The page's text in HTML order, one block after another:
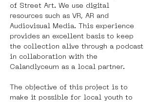
of Street Art. We use digital
resources such as VR, AR and
Audiovisual Media. This experience
provides an excellent basis to keep
the collection alive through a podcast
in collaboration with the
Calandlyceum as a local partner.
The objective of this project is to
make it possible for local youth to